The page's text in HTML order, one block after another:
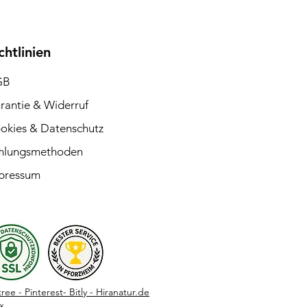
& Widerruf
& Datenschutz
- Pinterest- Bitly - Hiranatur.de